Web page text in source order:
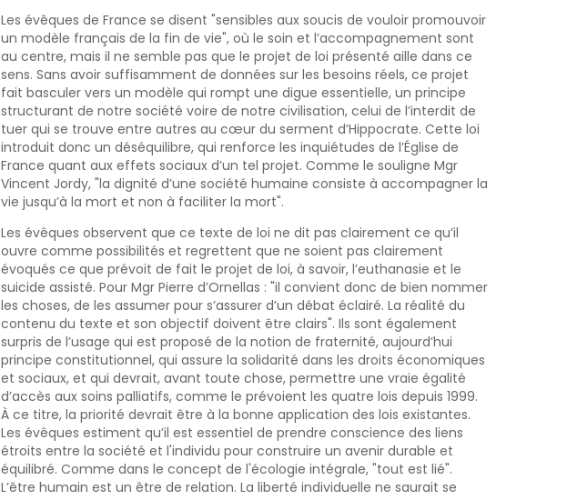
Les évêques de France se disent "sensibles aux soucis de vouloir promouvoir
un modèle français de la fin de vie", où le soin et l’accompagnement sont
au centre, mais il ne semble pas que le projet de loi présenté aille dans ce
sens. Sans avoir suffisamment de données sur les besoins réels, ce projet
fait basculer vers un modèle qui rompt une digue essentielle, un principe
structurant de notre société voire de notre civilisation, celui de l’interdit de
tuer qui se trouve entre autres au cœur du serment d’Hippocrate. Cette loi
introduit donc un déséquilibre, qui renforce les inquiétudes de l’Église de
France quant aux effets sociaux d’un tel projet. Comme le souligne Mgr
Vincent Jordy, "la dignité d’une société humaine consiste à accompagner la
vie jusqu’à la mort et non à faciliter la mort".
Les évêques observent que ce texte de loi ne dit pas clairement ce qu’il
ouvre comme possibilités et regrettent que ne soient pas clairement
évoqués ce que prévoit de fait le projet de loi, à savoir, l’euthanasie et le
suicide assisté. Pour Mgr Pierre d’Ornellas : "il convient donc de bien nommer
les choses, de les assumer pour s’assurer d’un débat éclairé. La réalité du
contenu du texte et son objectif doivent être clairs". Ils sont également
surpris de l’usage qui est proposé de la notion de fraternité, aujourd’hui
principe constitutionnel, qui assure la solidarité dans les droits économiques
et sociaux, et qui devrait, avant toute chose, permettre une vraie égalité
d’accès aux soins palliatifs, comme le prévoient les quatre lois depuis 1999.
À ce titre, la priorité devrait être à la bonne application des lois existantes.
Les évêques estiment qu’il est essentiel de prendre conscience des liens
étroits entre la société et l'individu pour construire un avenir durable et
équilibré. Comme dans le concept de l'écologie intégrale, "tout est lié".
L’être humain est un être de relation. La liberté individuelle ne saurait se